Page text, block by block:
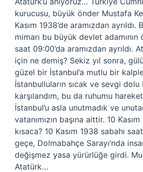
kurucusu, büyük önder Mustafa
Kasım 1938’de aramızdan ayrıldı.
mimarı bu büyük devlet adamının
saat 09:00’da aramızdan ayrıldı.
için ne demiş? Sekiz yıl sonra,
güzel bir İstanbul’a mutlu bir
İstanbulluların sıcak ve sevgi dolu
karşılandım, bu da ruhumu
İstanbul’u asla unutmadık ve
vatanımızın başına aittir. 10
kısaca? 10 Kasım 1938 sabahı
geçe, Dolmabahçe Sarayı’nda
değişmez yasa yürürlüğe girdi.
Atatürk…